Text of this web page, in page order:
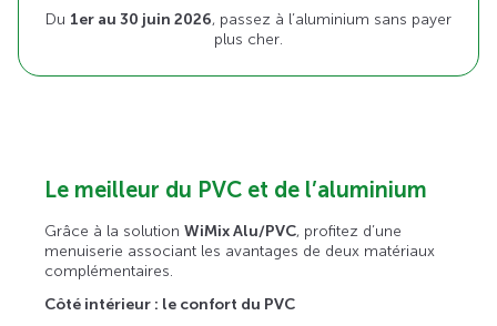
Du 1er au 30 juin 2026, passez à l’aluminium sans payer
plus cher.
Le meilleur du PVC et de l’aluminium
Grâce à la solutionWiMix Alu/PVC, profitez d’une
menuiserie associant les avantages de deux matériaux
complémentaires.
Côté intérieur : le confort du PVC